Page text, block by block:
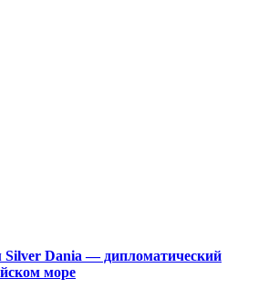
Silver Dania — дипломатический
море